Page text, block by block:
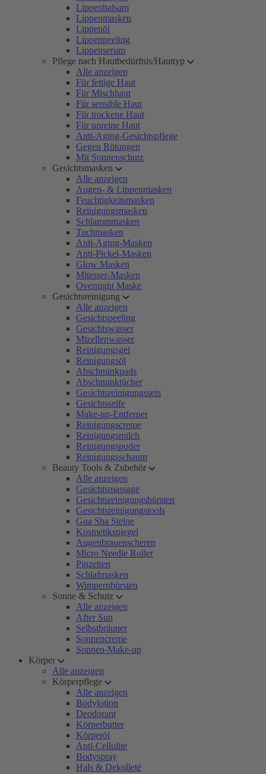
Lippenbalsam
Lippenmasken
Lippenöl
Lippenpeeling
Lippenserum
Pflege nach Hautbedürfnis/Hauttyp
Alle anzeigen
Für fettige Haut
Für Mischhaut
Für sensible Haut
Für trockene Haut
Für unreine Haut
Anti-Aging-Gesichtspflege
Gegen Rötungen
Mit Sonnenschutz
Gesichtsmasken
Alle anzeigen
Augen- & Lippenmasken
Feuchtigkeitsmasken
Reinigungsmasken
Schlammmasken
Tuchmasken
Anti-Aging-Masken
Anti-Pickel-Masken
Glow Masken
Mitesser-Masken
Overnight Maske
Gesichtsreinigung
Alle anzeigen
Gesichtspeeling
Gesichtswasser
Mizellenwasser
Reinigungsgel
Reinigungsöl
Abschminkpads
Abschminktücher
Gesichtsreinigungssets
Gesichtsseife
Make-up-Entferner
Reinigungscreme
Reinigungsmilch
Reinigungspuder
Reinigungsschaum
Beauty Tools & Zubehör
Alle anzeigen
Gesichtsmassage
Gesichtsreinigungsbürsten
Gesichtsreinigungstools
Gua Sha Steine
Kosmetikspiegel
Augenbrauenscheren
Micro Needle Roller
Pinzetten
Schlafmasken
Wimpernbürsten
Sonne & Schutz
Alle anzeigen
After Sun
Selbstbräuner
Sonnencreme
Sonnen-Make-up
Körper
Alle anzeigen
Körperpflege
Alle anzeigen
Bodylotion
Deodorant
Körperbutter
Körperöl
Anti-Cellulite
Bodyspray
Hals & Dekolleté